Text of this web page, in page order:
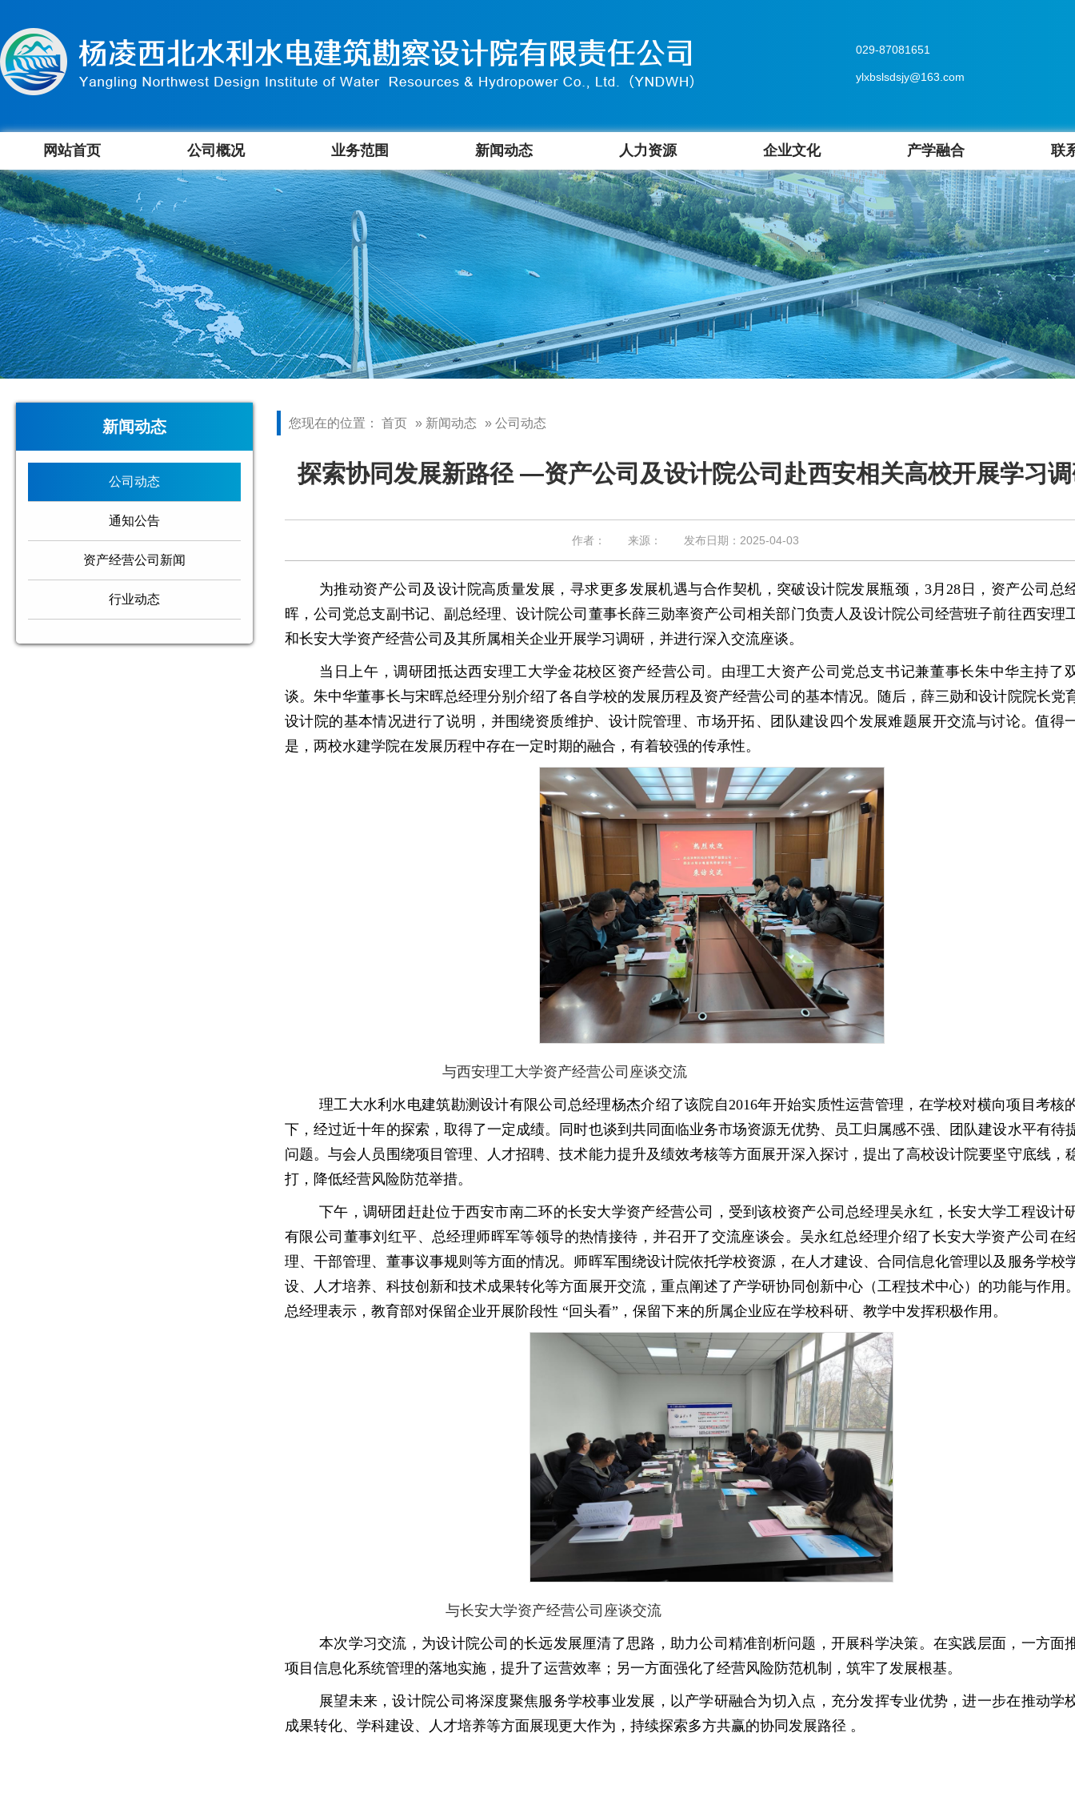
029-87081651
ylxbslsdsjy@163.com
网站首页 公司概况 业务范围 新闻动态 人力资源 企业文化 产学融合 联
新闻动态
公司动态
通知公告
资产经营公司新闻
行业动态
您现在的位置： 首页 » 新闻动态 » 公司动态
探索协同发展新路径 —资产公司及设计院公司赴西安相关高校开展学习
作者： 来源： 发布日期：2025-04-03
为推动资产公司及设计院高质量发展，寻求更多发展机遇与合作契机，突破设计院发展瓶颈，3月28日，资产公司总
晖，公司党总支副书记、副总经理、设计院公司董事长薛三勋率资产公司相关部门负责人及设计院公司经营班子前往西安理
和长安大学资产经营公司及其所属相关企业开展学习调研，并进行深入交流座谈。
当日上午，调研团抵达西安理工大学金花校区资产经营公司。由理工大资产公司党总支书记兼董事长朱中华主持了
谈。朱中华董事长与宋晖总经理分别介绍了各自学校的发展历程及资产经营公司的基本情况。随后，薛三勋和设计院院长党
设计院的基本情况进行了说明，并围绕资质维护、设计院管理、市场开拓、团队建设四个发展难题展开交流与讨论。值得
是，两校水建学院在发展历程中存在一定时期的融合，有着较强的传承性。
与西安理工大学资产经营公司座谈交流
理工大水利水电建筑勘测设计有限公司总经理杨杰介绍了该院自2016年开始实质性运营管理，在学校对横向项目考核
下，经过近十年的探索，取得了一定成绩。同时也谈到共同面临业务市场资源无优势、员工归属感不强、团队建设水平有待
问题。与会人员围绕项目管理、人才招聘、技术能力提升及绩效考核等方面展开深入探讨，提出了高校设计院要坚守底线，
打，降低经营风险防范举措。
下午，调研团赶赴位于西安市南二环的长安大学资产经营公司，受到该校资产公司总经理吴永红，长安大学工程设计
有限公司董事刘红平、总经理师晖军等领导的热情接待，并召开了交流座谈会。 吴永红总经理介绍了长安大学资产公司在
理、干部管理、董事议事规则等方面的情况。师晖军围绕设计院依托学校资源，在人才建设、合同信息化管理以及服务学校
设、人才培养、科技创新和技术成果转化等方面展开交流，重点阐述了产学研协同创新中心（工程技术中心）的功能与作用
总经理表示，教育部对保留企业开展阶段性 “回头看”，保留下来的所属企业应在学校科研、教学中发挥积极作用。
与长安大学资产经营公司座谈交流
本次学习交流，为设计院公司的长远发展厘清了思路，助力公司精准剖析问题，开展科学决策。在实践层面，一方面
项目信息化系统管理的落地实施，提升了运营效率；另一方面强化了经营风险防范机制，筑牢了发展根基。
展望未来，设计院公司将深度聚焦服务学校事业发展，以产学研融合为切入点，充分发挥专业优势，进一步在推动学
成果转化、学科建设、人才培养等方面展现更大作为，持续探索多方共赢的协同发展路径 。